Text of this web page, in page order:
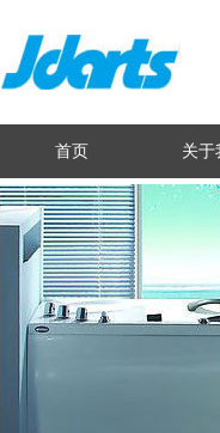
首页 关于